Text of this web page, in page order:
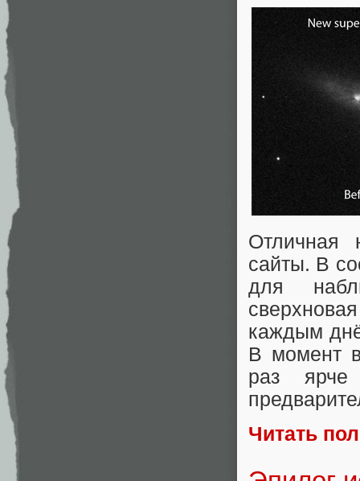
Отличная
сайты. В
для
каждым
В момент
раз ярче
Читать